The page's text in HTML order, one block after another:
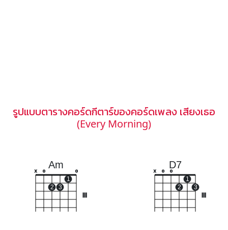
รูปแบบตารางคอร์ดกีตาร์ของคอร์ดเพลง เสียงเธอ
(Every Morning)
Am
x o
2 3
1
o
D7
x o o
2
1
3